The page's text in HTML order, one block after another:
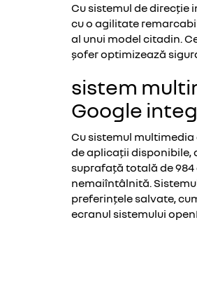
Cu sistemul de direcție
cu o agilitate
al unui model citadin.
șofer optimizează
sistem
Google
Cu sistemul multimedia
de aplicații disponibile,
suprafață totală de 984
nemaiîntâlnită.
preferințele salvate,
ecranul sistemului